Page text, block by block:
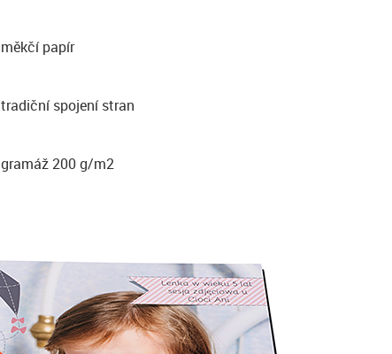
měkčí papír
tradiční spojení stran
gramáž 200 g/m2